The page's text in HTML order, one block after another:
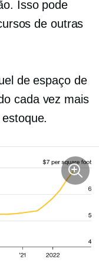
Isso pode
de outras
de espaço de
cada vez mais